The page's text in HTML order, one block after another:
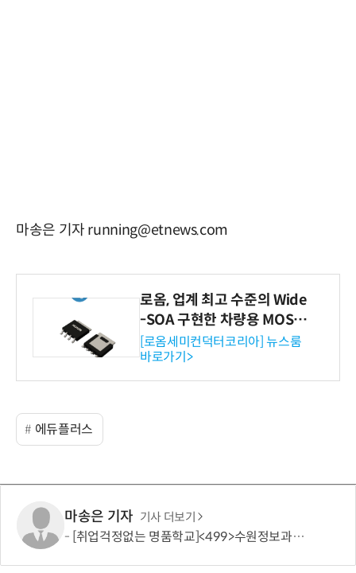
마송은 기자 running@etnews.com
로옴, 업계 최고 수준의 Wide
-SOA 구현한 차량용 MOSF
ET 개발
[로옴세미컨덕터코리아] 뉴스룸
바로가기>
에듀플러스
마송은 기자 기사 더보기
[취업걱정없는 명품학교]<499>수원정보과학고등학교